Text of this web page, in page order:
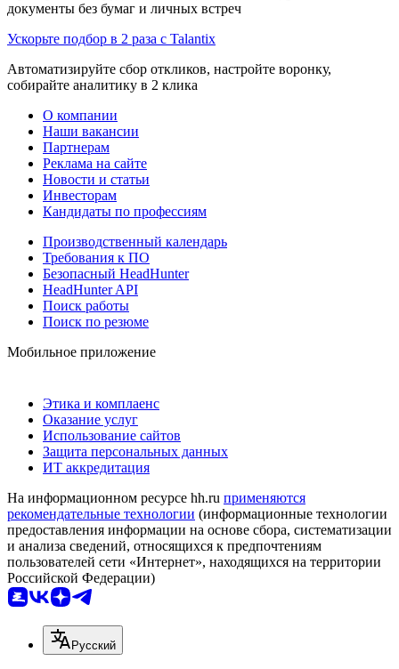
документы без бумаг и личных встреч
Ускорьте подбор в 2 раза с Talantix
Автоматизируйте сбор откликов, настройте воронку,
собирайте аналитику в 2 клика
О компании
Наши вакансии
Партнерам
Реклама на сайте
Новости и статьи
Инвесторам
Кандидаты по профессиям
Производственный календарь
Требования к ПО
Безопасный HeadHunter
HeadHunter API
Поиск работы
Поиск по резюме
Мобильное приложение
Этика и комплаенс
Оказание услуг
Использование сайтов
Защита персональных данных
ИТ аккредитация
На информационном ресурсе hh.ru применяются
рекомендательные технологии (информационные технологии
предоставления информации на основе сбора, систематизации
и анализа сведений, относящихся к предпочтениям
пользователей сети «Интернет», находящихся на территории
Российской Федерации)
Русский